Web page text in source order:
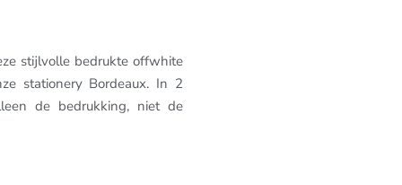
stijlvolle bedrukte offwhite
stationery Bordeaux. In 2
de bedrukking, niet de